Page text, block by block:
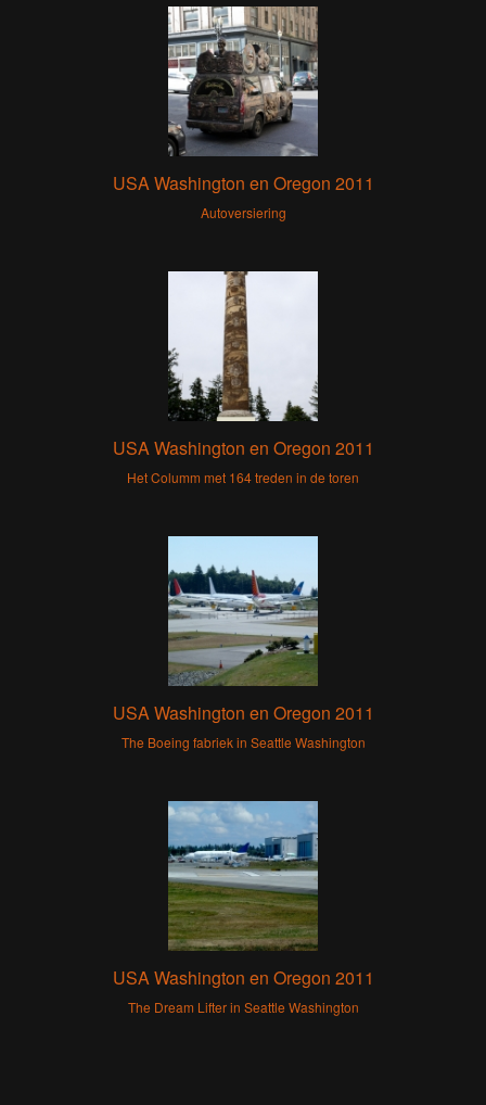
USA Washington en Oregon 2011
Autoversiering
USA Washington en Oregon 2011
Het Columm met 164 treden in de toren
USA Washington en Oregon 2011
The Boeing fabriek in Seattle Washington
USA Washington en Oregon 2011
The Dream Lifter in Seattle Washington